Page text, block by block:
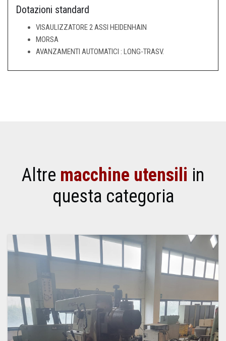
Dotazioni standard
VISAULIZZATORE 2 ASSI HEIDENHAIN
MORSA
AVANZAMENTI AUTOMATICI : LONG-TRASV.
Altre macchine utensili in
questa categoria